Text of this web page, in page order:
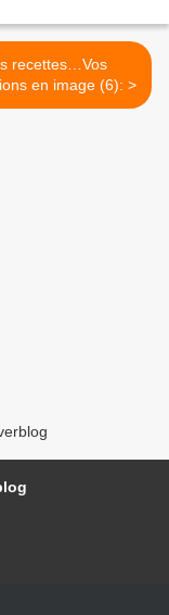
recettes…Vos
réalisations en image (6): >